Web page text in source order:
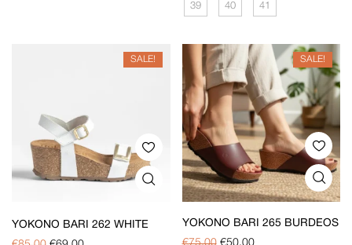
39 40 41
SALE!
YOKONO BARI 262 WHITE
SALE!
YOKONO BARI 265 BURDEOS